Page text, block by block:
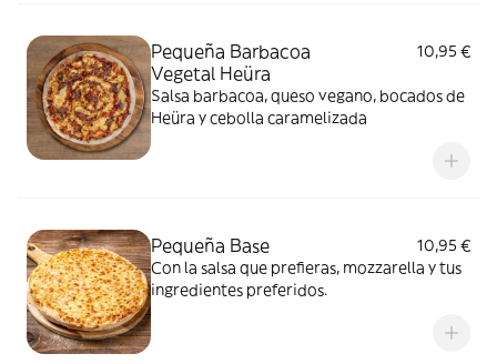
Pequeña Barbacoa
Vegetal Heüra
10,95 €
Salsa barbacoa, queso vegano, bocados de
Heüra y cebolla caramelizada
Pequeña Base
10,95 €
Con la salsa que prefieras, mozzarella y tus
ingredientes preferidos.